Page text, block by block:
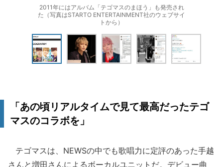
2011年にはアルバム「テゴマスのまほう」も発売され
た（写真はSTARTO ENTERTAINMENT社のウェブサイ
トから）
「あの頃リアルタイムで見て最高だったテゴ
マスのコラボを」
テゴマスは、NEWSの中でも歌唱力に定評のあった手越
さんと増田さんによるボーカルユニットだ。デビュー曲